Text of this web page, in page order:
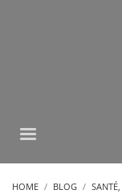
HOME BLOG